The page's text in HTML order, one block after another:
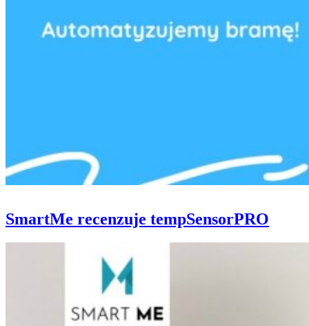
SmartMe recenzuje tempSensorPRO